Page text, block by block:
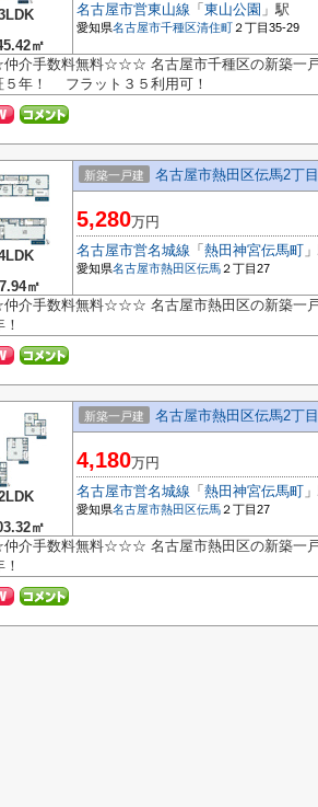
㎡
名古屋市営東山線 「 東山公園 」駅
愛知県名古屋市千種区清住町 ２丁目35-29
手数料無料☆☆☆ 名古屋市千種区の新築一戸
５年！ フラット３５利用可！
㎡
新築一戸建 名古屋市熱田区伝馬2丁
5,280万円
名古屋市営名城線 「 熱田神宮伝馬町
愛知県名古屋市熱田区伝馬 ２丁目27
手数料無料☆☆☆ 名古屋市熱田区の新築一戸
㎡
新築一戸建 名古屋市熱田区伝馬2丁
4,180万円
名古屋市営名城線 「 熱田神宮伝馬町
愛知県名古屋市熱田区伝馬 ２丁目27
手数料無料☆☆☆ 名古屋市熱田区の新築一戸